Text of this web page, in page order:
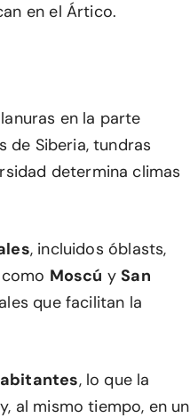
en el Ártico.
en la parte
de Siberia, tundras
determina climas
, incluidos óblasts,
Moscú ySan
que facilitan la
, lo que la
al mismo tiempo, en un